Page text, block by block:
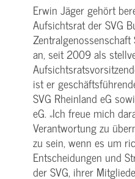
Erwin Jäger gehört
Aufsichtsrat der SVG
an, seit 2009 als
ist er
SVG Rheinland eG
eG. „Ich freue mich
Verantwortung zu
zu sein, wenn es um
Entscheidungen und
der SVG, ihrer